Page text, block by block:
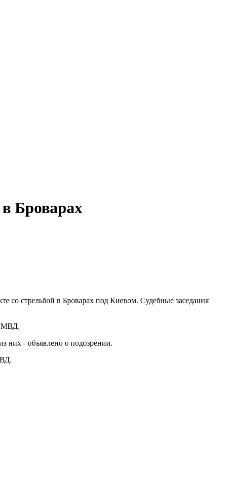
Броварах
со стрельбой в Броварах под Киевом. Судебные заседания
МВД.
них - объявлено о подозрении.